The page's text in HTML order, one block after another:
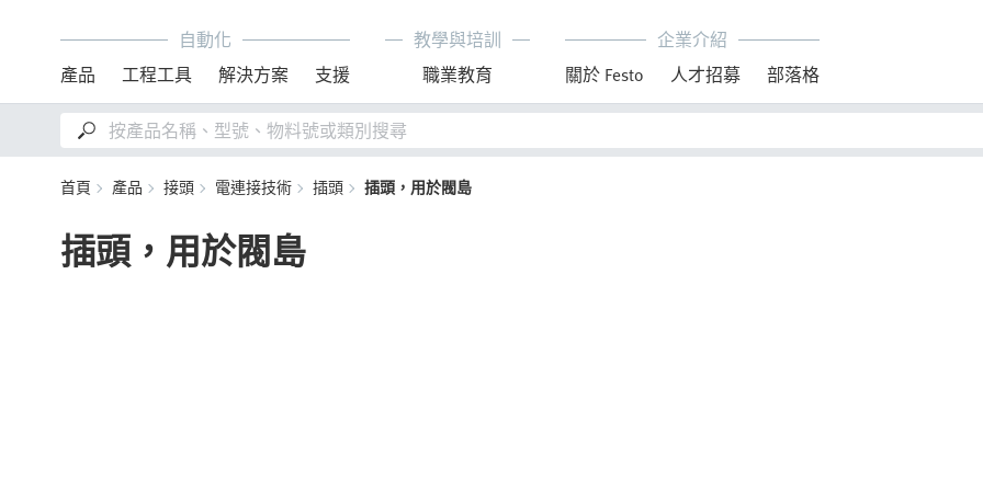
自動化
產品
工程工具 解決方案 支援
教學與培訓
職業教育
企業介紹
關於 Festo
人才招募 部落格
首頁 產品 接頭 電連接技術 插頭 插頭，用於閥島
插頭，用於閥島